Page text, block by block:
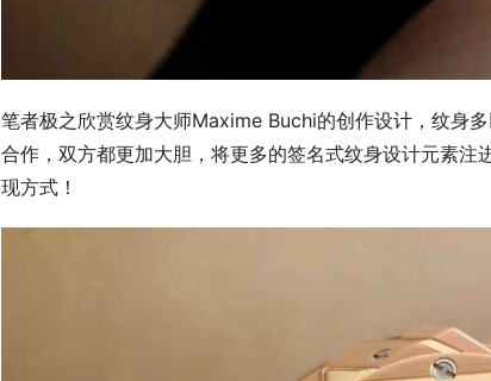
笔者极之欣赏纹身大师Maxime Buchi的创作设计，纹身
合作，双方都更加大胆，将更多的签名式纹身设计元素
现方式！